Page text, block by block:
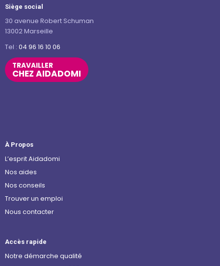
Siège social
30 avenue Robert Schuman
13002 Marseille
Tel : 04 96 16 10 06
TRAVAILLER
CHEZ AIDADOMI
À Propos
L’esprit Aidadomi
Nos aides
Nos conseils
Trouver un emploi
Nous contacter
Accès rapide
Notre démarche qualité